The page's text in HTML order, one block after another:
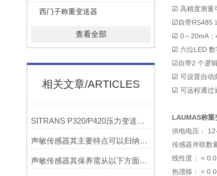
西门子称重变送器
查看全部
相关文章/ARTICLES
SITRANS P320/P420压力变送器概述
声敏传感器其主要特点可以归纳为以下几个核心维度
声敏传感器其保养需从以下方面入手
☑ 高精度测量
☑自带RS485
☑ 0～20mA
☑ 六位LED
☑自带2 个逻
☑ 可设置自动
☑ 可远程通过
LAUMAS称重
供电电压：
传感器并联数
线性度： <
热漂移： <